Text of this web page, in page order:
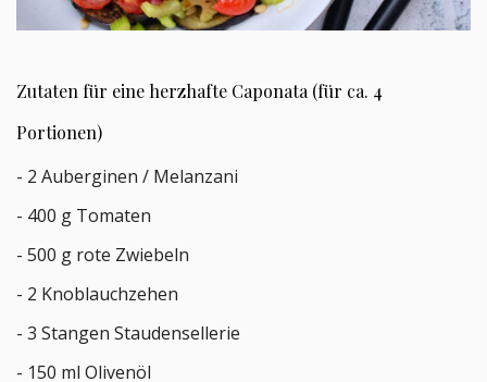
Zutaten für eine herzhafte Caponata (für ca. 4
Portionen)
- 2 Auberginen / Melanzani
- 400 g Tomaten
- 500 g rote Zwiebeln
- 2 Knoblauchzehen
- 3 Stangen Staudensellerie
- 150 ml Olivenöl